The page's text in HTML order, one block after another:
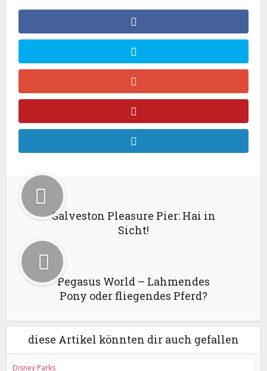
Galveston Pleasure Pier: Hai in
Sicht!
Pegasus World – Lahmendes
Pony oder fliegendes Pferd?
diese Artikel könnten dir auch gefallen
Disney Parks